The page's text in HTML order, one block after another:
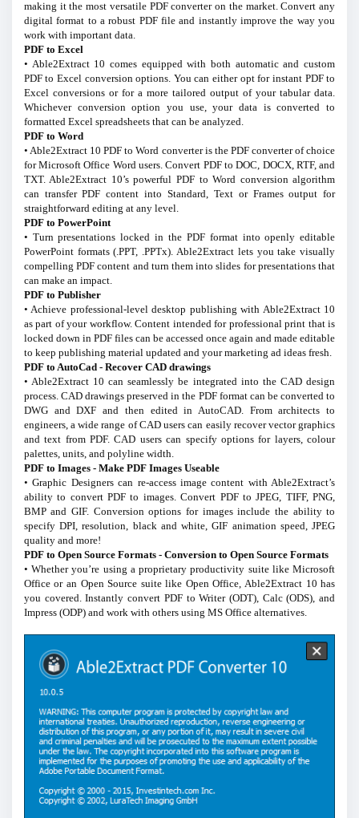
making it the most versatile PDF converter on the market. Convert any
digital format to a robust PDF file and instantly improve the way you
work with important data.
PDF to Excel
• Able2Extract 10 comes equipped with both automatic and custom
PDF to Excel conversion options. You can either opt for instant PDF to
Excel conversions or for a more tailored output of your tabular data.
Whichever conversion option you use, your data is converted to
formatted Excel spreadsheets that can be analyzed.
PDF to Word
• Able2Extract 10 PDF to Word converter is the PDF converter of choice
for Microsoft Office Word users. Convert PDF to DOC, DOCX, RTF, and
TXT. Able2Extract 10’s powerful PDF to Word conversion algorithm
can transfer PDF content into Standard, Text or Frames output for
straightforward editing at any level.
PDF to PowerPoint
• Turn presentations locked in the PDF format into openly editable
PowerPoint formats (.PPT, .PPTx). Able2Extract lets you take visually
compelling PDF content and turn them into slides for presentations that
can make an impact.
PDF to Publisher
• Achieve professional-level desktop publishing with Able2Extract 10
as part of your workflow. Content intended for professional print that is
locked down in PDF files can be accessed once again and made editable
to keep publishing material updated and your marketing ad ideas fresh.
PDF to AutoCad - Recover CAD drawings
• Able2Extract 10 can seamlessly be integrated into the CAD design
process. CAD drawings preserved in the PDF format can be converted to
DWG and DXF and then edited in AutoCAD. From architects to
engineers, a wide range of CAD users can easily recover vector graphics
and text from PDF. CAD users can specify options for layers, colour
palettes, units, and polyline width.
PDF to Images - Make PDF Images Useable
• Graphic Designers can re-access image content with Able2Extract’s
ability to convert PDF to images. Convert PDF to JPEG, TIFF, PNG,
BMP and GIF. Conversion options for images include the ability to
specify DPI, resolution, black and white, GIF animation speed, JPEG
quality and more!
PDF to Open Source Formats - Conversion to Open Source Formats
• Whether you’re using a proprietary productivity suite like Microsoft
Office or an Open Source suite like Open Office, Able2Extract 10 has
you covered. Instantly convert PDF to Writer (ODT), Calc (ODS), and
Impress (ODP) and work with others using MS Office alternatives.